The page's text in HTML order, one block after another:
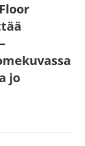
jo